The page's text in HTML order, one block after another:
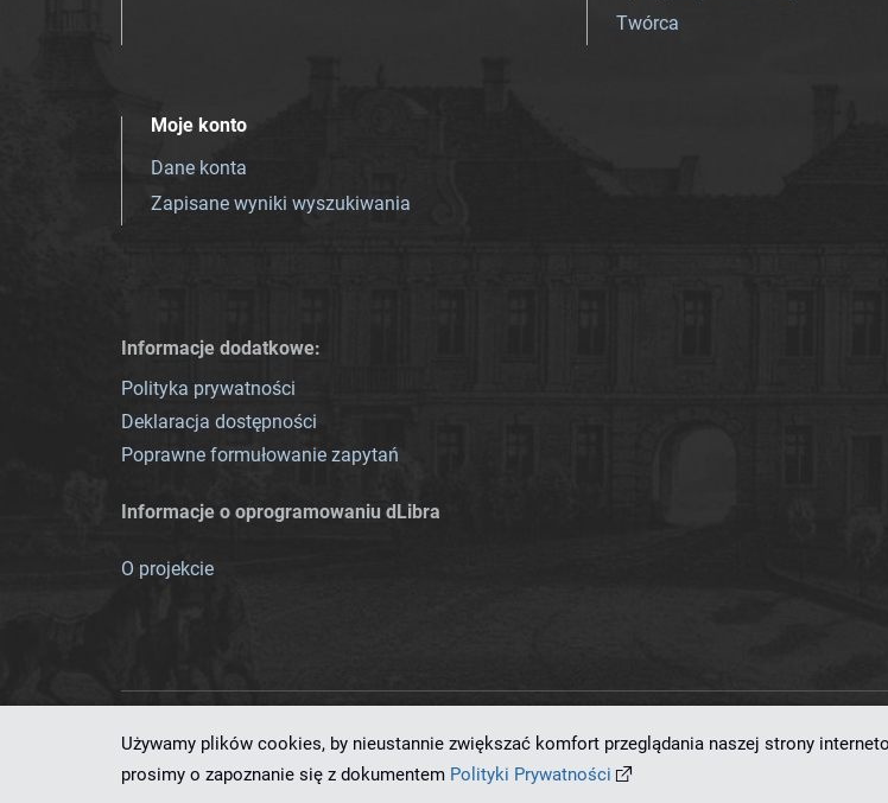
Twórca
Moje konto
Dane konta
Zapisane wyniki wyszukiwania
Informacje dodatkowe:
Polityka prywatności
Deklaracja dostępności
Poprawne formułowanie zapytań
Informacje o oprogramowaniu dLibra
O projekcie
Ten serwis działa dzięki oprogramowaniudLibra 7.0.0-SNAPSHOT opracowanemu
Używamy plików cookies, by nieustannie zwiększać komfort przeglądania naszej strony
prosimy o zapoznanie się z dokumentem Polityki Prywatności